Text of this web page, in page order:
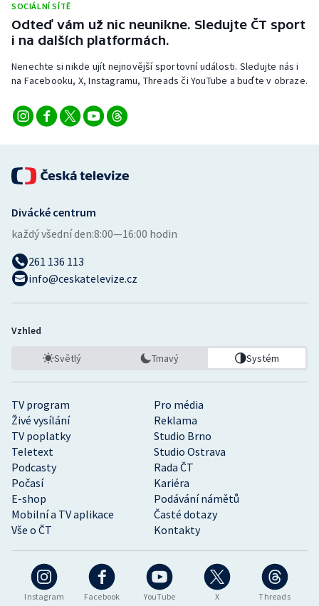
Triatlon
Veslování
Vodní slalom
Volejbal
Ostatní
SOCIÁLNÍ SÍTĚ
Odteď vám už nic neunikne. Sledujte ČT sport
i na dalších platformách.
Nenechte si nikde ujít nejnovější sportovní události. Sledujte nás i
na Facebooku, X, Instagramu, Threads či YouTube a buďte v obraze.
Instagram Facebook YouTube X Threads
TV program
Pro média
Živé vysílání
Reklama
TV poplatky
Studio Brno
Teletext
Studio Ostrava
Podcasty
Rada ČT
Počasí
Kariéra
E-shop
Podávání námětů
Mobilní a TV aplikace
Časté dotazy
Vše o ČT
Kontakty
Divácké centrum
každý všední den:8:00—16:00 hodin
261 136 113
info@ceskatelevize.cz
Vzhled
Světlý Tmavý Systém